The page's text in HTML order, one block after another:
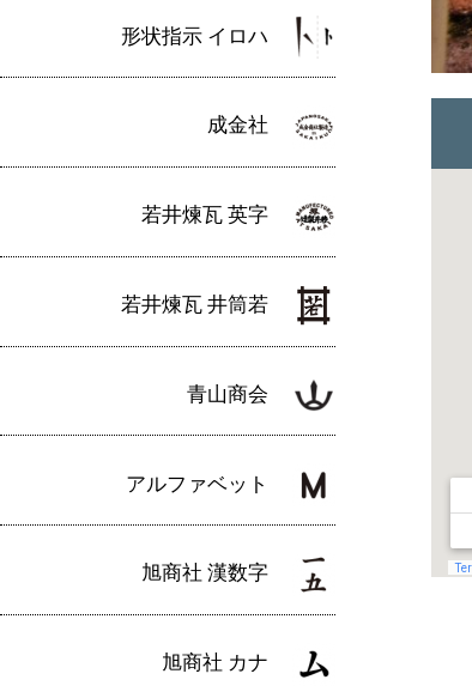
形状指示 イロハ
成金社
若井煉瓦 英字
若井煉瓦 井筒若
青山商会
アルファベット
旭商社 漢数字
旭商社 カナ